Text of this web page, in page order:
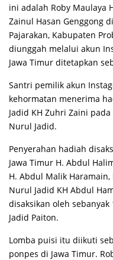
ini adalah Roby Maulaya
Zainul Hasan Genggong
Pajarakan, Kabupaten
diunggah melalui akun
Jawa Timur ditetapkan
Santri pemilik akun
kehormatan menerima
Jadid KH Zuhri Zaini
Nurul Jadid.
Penyerahan hadiah
Jawa Timur H. Abdul
H. Abdul Malik
Nurul Jadid KH Abdul
disaksikan oleh
Jadid Paiton.
Lomba puisi itu diikuti
ponpes di Jawa Timur.